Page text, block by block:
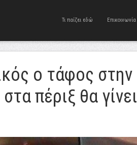
Τι παίζει εδώ Επικοινωνία
ο τάφος στην
πέριξ θα γίνει